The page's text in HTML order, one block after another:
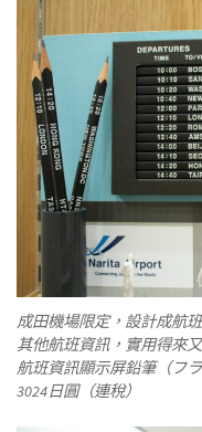
成田機場限定，設計成航
其他航班資訊，實用得來
航班資訊顯示屏鉛筆（フ
3024日圓（連稅）